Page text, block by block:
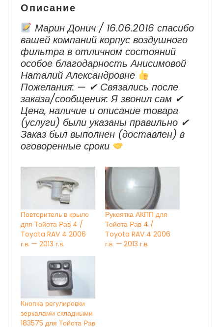
г.в.
2013
г.в.
Описание
Марин Донич / 16.06.2016 спасибо
вашей компаний корпус воздушного
фильтра в отличном состояний
особое благодарность Анисимовой
Наталий Александровне
Пожелания: — ✔ Cвязались после
заказа/сообщения: Я звонил сам ✔
Цена, наличие и описание товара
(услуги) были указаны правильно ✔
Заказ был выполнен (доставлен) в
оговоренные сроки
Повторитель в крыло
для Тойота Рав 4 /
Toyota RAV 4 2006
г.в. — 2013 г.в.
Рукоятка АКПП для
Тойота Рав 4 /
Toyota RAV 4 2006
г.в. — 2013 г.в.
Кнопка регулировки
зеркалами складными
183575 для Тойота Рав